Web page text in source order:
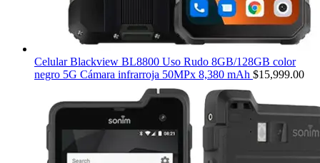
Celular Blackview BL8800 Uso Rudo 8GB/128GB color
negro 5G Cámara infrarroja 50MPx 8,380 mAh $15,999.00